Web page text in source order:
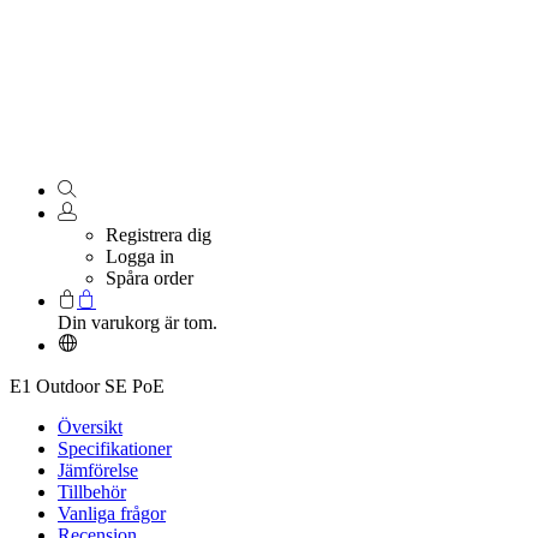
Registrera dig
Logga in
Spåra order
Din varukorg är tom.
E1 Outdoor SE PoE
Översikt
Specifikationer
Jämförelse
Tillbehör
Vanliga frågor